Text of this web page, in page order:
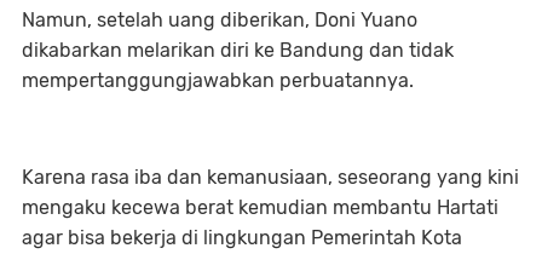
Namun, setelah uang diberikan, Doni Yuano
dikabarkan melarikan diri ke Bandung dan tidak
mempertanggungjawabkan perbuatannya.
Karena rasa iba dan kemanusiaan, seseorang yang kini
mengaku kecewa berat kemudian membantu Hartati
agar bisa bekerja di lingkungan Pemerintah Kota